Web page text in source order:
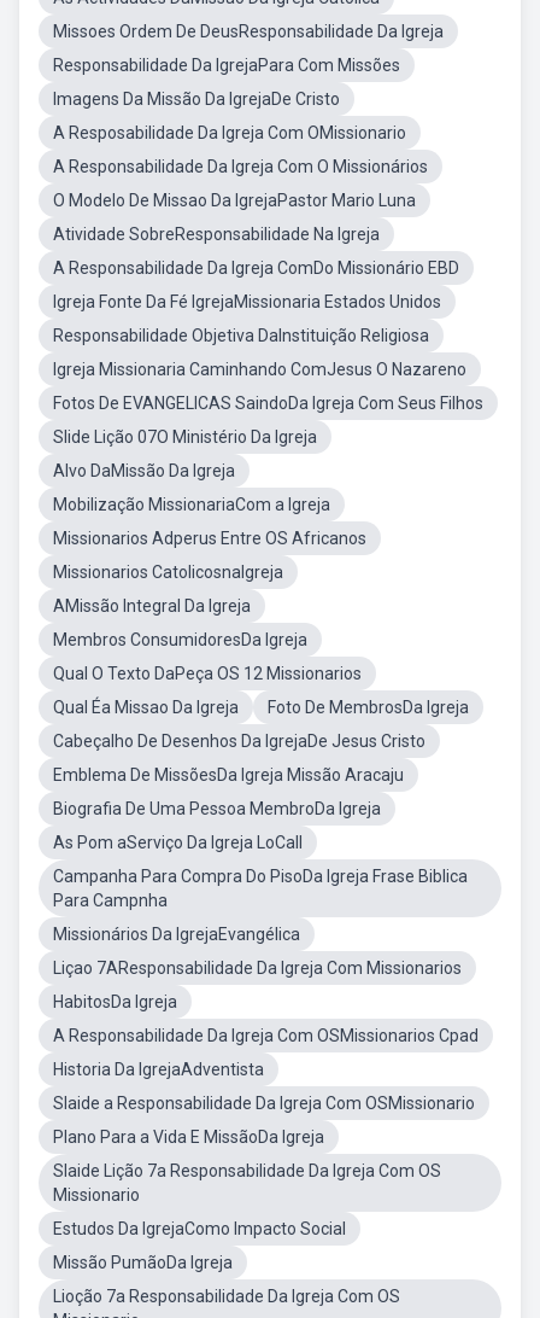
Missoes Ordem De DeusResponsabilidade Da Igreja
Responsabilidade Da IgrejaPara Com Missões
Imagens Da Missão Da IgrejaDe Cristo
A Resposabilidade Da Igreja Com OMissionario
A Responsabilidade Da Igreja Com O Missionários
O Modelo De Missao Da IgrejaPastor Mario Luna
Atividade SobreResponsabilidade Na Igreja
A Responsabilidade Da Igreja ComDo Missionário EBD
Igreja Fonte Da Fé IgrejaMissionaria Estados Unidos
Responsabilidade Objetiva DaInstituição Religiosa
Igreja Missionaria Caminhando ComJesus O Nazareno
Fotos De EVANGELICAS SaindoDa Igreja Com Seus Filhos
Slide Lição 07O Ministério Da Igreja
Alvo DaMissão Da Igreja
Mobilização MissionariaCom a Igreja
Missionarios Adperus Entre OS Africanos
Missionarios CatolicosnaIgreja
AMissão Integral Da Igreja
Membros ConsumidoresDa Igreja
Qual O Texto DaPeça OS 12 Missionarios
Qual Éa Missao Da Igreja
Foto De MembrosDa Igreja
Cabeçalho De Desenhos Da IgrejaDe Jesus Cristo
Emblema De MissõesDa Igreja Missão Aracaju
Biografia De Uma Pessoa MembroDa Igreja
As Pom aServiço Da Igreja LoCall
Campanha Para Compra Do PisoDa Igreja Frase Biblica
Para Campnha
Missionários Da IgrejaEvangélica
Liçao 7AResponsabilidade Da Igreja Com Missionarios
HabitosDa Igreja
A Responsabilidade Da Igreja Com OSMissionarios Cpad
Historia Da IgrejaAdventista
Slaide a Responsabilidade Da Igreja Com OSMissionario
Plano Para a Vida E MissãoDa Igreja
Slaide Lição 7a Responsabilidade Da Igreja Com OS
Missionario
Estudos Da IgrejaComo Impacto Social
Missão PumãoDa Igreja
Lioção 7a Responsabilidade Da Igreja Com OS